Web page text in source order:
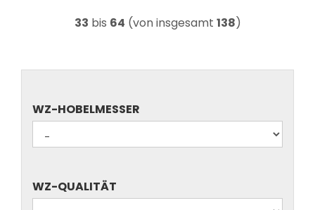
33 bis 64 (von insgesamt 138)
WZ-
HOBELMESSER
WZ-HOBELMESSER
WZ-
QUALITÄT
WZ-QUALITÄT